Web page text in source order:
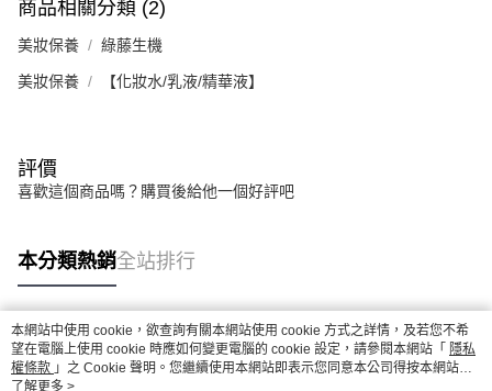
商品相關分類 (2)
美妝保養 綠藤生機
美妝保養 【化妝水/乳液/精華液】
評價
喜歡這個商品嗎？購買後給他一個好評吧
本分類熱銷全站排行
熱門標籤
本網站中使用 cookie，欲查詢有關本網站使用 cookie 方式之詳情，及若您不希
望在電腦上使用 cookie 時應如何變更電腦的 cookie 設定，請參閱本網站「 隱私
權條款 」之 Cookie 聲明。您繼續使用本網站即表示您同意本公司得按本網站使
用條款之 Cookie 聲明使用 cookie。
了解更多 >